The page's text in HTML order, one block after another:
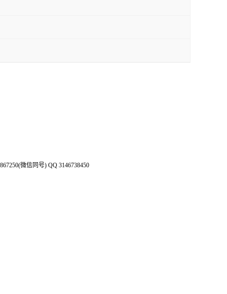
微信同号) QQ 3146738450